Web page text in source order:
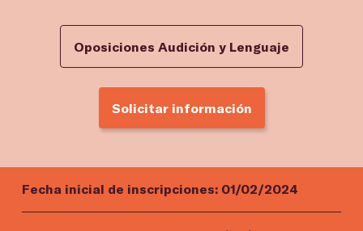
Oposiciones Audición y Lenguaje
Solicitar información
Fecha inicial de inscripciones: 01/02/2024